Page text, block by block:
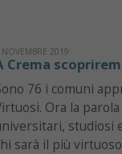
NOVEMBRE 2019
Crema
76 i comuni
Ora la
studiosi
sarà il più